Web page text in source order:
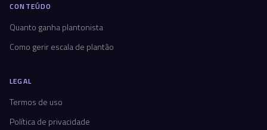
CONTEÚDO
Quanto ganha plantonista
Como gerir escala de plantão
LEGAL
Termos de uso
Política de privacidade